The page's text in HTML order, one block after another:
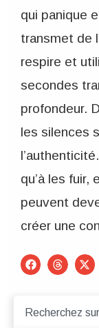
qui panique
transmet de
respire et
secondes
profondeur.
les silences
qu’à les fuir,
peuvent
créer une